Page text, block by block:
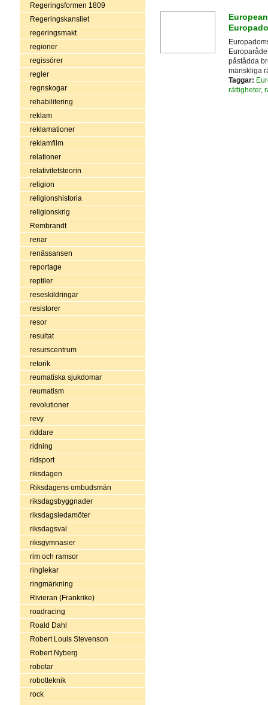
Regeringsformen 1809
Regeringskansliet
regeringsmakt
regioner
regissörer
regler
regnskogar
rehabilitering
reklam
reklamationer
reklamfilm
relationer
relativitetsteorin
religion
religionshistoria
religionskrig
Rembrandt
renar
renässansen
reportage
reptiler
reseskildringar
resistorer
resor
resultat
resurscentrum
retorik
reumatiska sjukdomar
reumatism
revolutioner
revy
riddare
ridning
ridsport
riksdagen
Riksdagens ombudsmän
riksdagsbyggnader
riksdagsledamöter
riksdagsval
riksgymnasier
rim och ramsor
ringlekar
ringmärkning
Rivieran (Frankrike)
roadracing
Roald Dahl
Robert Louis Stevenson
Robert Nyberg
robotar
robotteknik
rock
påstådda
mänskliga
Taggar:
rättigheter,